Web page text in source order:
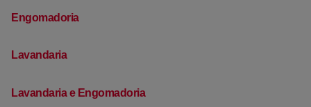
Engomadoria
Lavandaria
Lavandaria e Engomadoria